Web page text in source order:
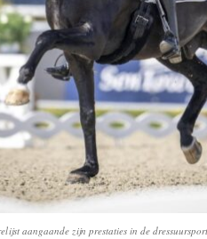
aangaande zijn prestaties in de